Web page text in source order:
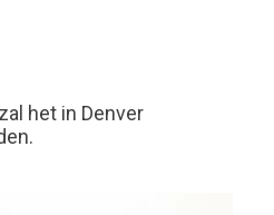
het in Denver